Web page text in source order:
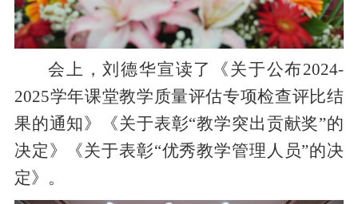
会上，刘德华宣读了《关于公布2024-
2025学年课堂教学质量评估专项检查评比结
果的通知》《关于表彰“教学突出贡献奖”的
决定》《关于表彰“优秀教学管理人员”的决
定》。